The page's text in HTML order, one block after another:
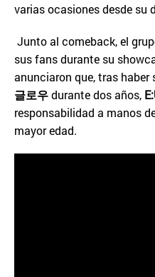
varias ocasiones desde su
Junto al comeback, el
sus fans durante su
anunciaron que, tras haber
글로우durante dos años,
responsabilidad a manos
mayor edad.